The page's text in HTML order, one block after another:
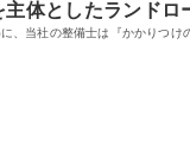
体としたランド
当社の整備士は『かかりつけ